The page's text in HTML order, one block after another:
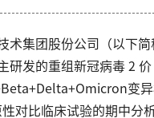
术集团股份公司（以下
发的重组新冠病毒 2
变
对比临床试验的期中分